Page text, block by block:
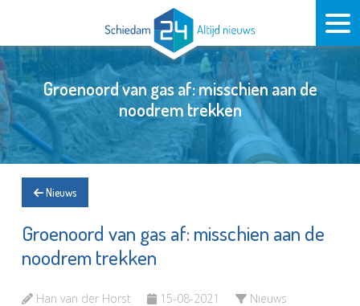
Groenoord van gas af: misschien aan de
noodrem trekken
Nieuws
Groenoord van gas af: misschien aan de
noodrem trekken
Han van der Horst 15-08-2021 Nieuws